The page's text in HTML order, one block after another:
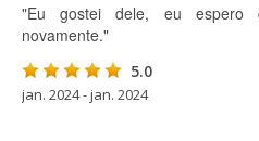
"Eu gostei dele, eu
novamente."
5.0
jan. 2024 - jan. 2024